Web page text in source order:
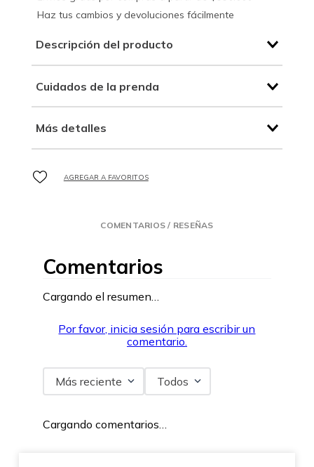
Haz tus cambios y devoluciones fácilmente
Descripción del producto
Cuidados de la prenda
Más detalles
COMENTARIOS / RESEÑAS
Comentarios
Cargando el resumen…
Por favor, inicia sesión para escribir un
comentario.
Más reciente Todos
Cargando comentarios…